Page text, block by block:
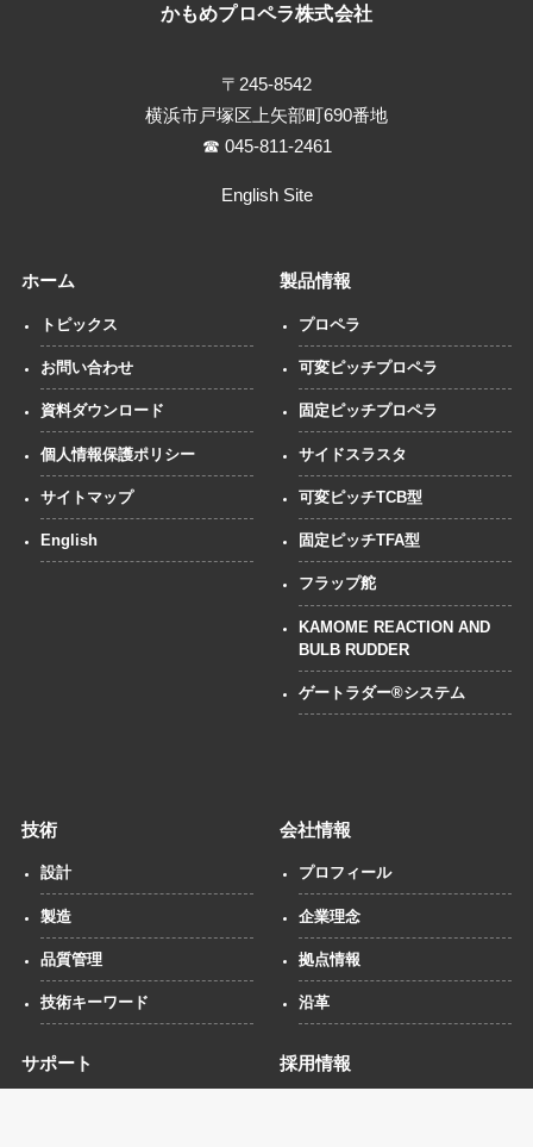
かもめプロペラ株式会社
〒245-8542
横浜市戸塚区上矢部町690番地
☎ 045-811-2461
English Site
ホーム
トピックス
お問い合わせ
資料ダウンロード
個人情報保護ポリシー
サイトマップ
English
製品情報
プロペラ
可変ピッチプロペラ
固定ピッチプロペラ
サイドスラスタ
可変ピッチTCB型
固定ピッチTFA型
フラップ舵
KAMOME REACTION AND
BULB RUDDER
ゲートラダー®システム
技術
設計
製造
品質管理
技術キーワード
サポート
会社情報
プロフィール
企業理念
拠点情報
沿革
採用情報